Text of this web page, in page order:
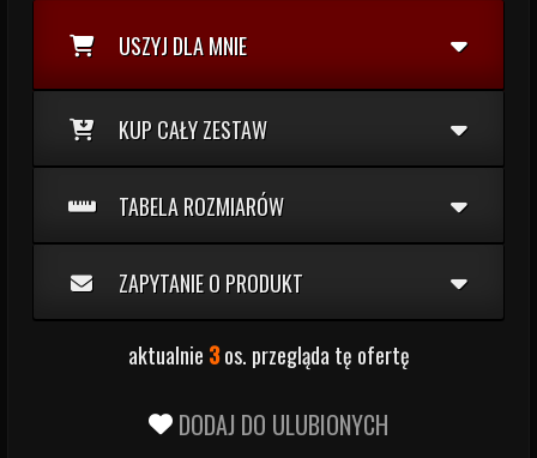
USZYJ DLA MNIE
KUP CAŁY ZESTAW
TABELA ROZMIARÓW
ZAPYTANIE O PRODUKT
aktualnie 3os. przegląda tę ofertę
DODAJ DO ULUBIONYCH